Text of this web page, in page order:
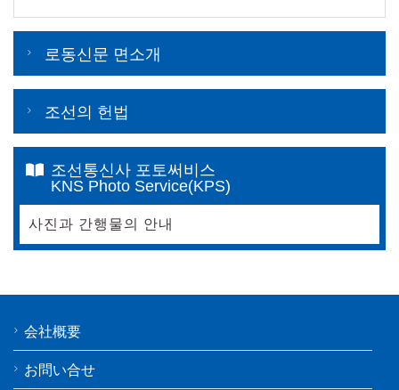
로동신문 면소개
조선의 헌법
조선통신사 포토써비스
KNS Photo Service(KPS)
사진과 간행물의 안내
会社概要
お問い合せ